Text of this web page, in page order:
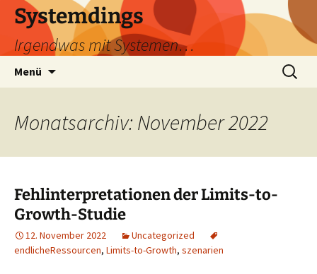
Zum
Inhalt
springen
Systemdings
Irgendwas mit Systemen…
Menü
Suchen
nach:
Monatsarchiv: November 2022
Fehlinterpretationen der Limits-to-
Growth-Studie
12. November 2022
Uncategorized
endlicheRessourcen, Limits-to-Growth, szenarien